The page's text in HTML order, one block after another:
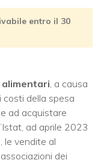
entro il 30
, a causa
costi della spesa
ad acquistare
ad aprile 2023
le vendite al
associazioni dei